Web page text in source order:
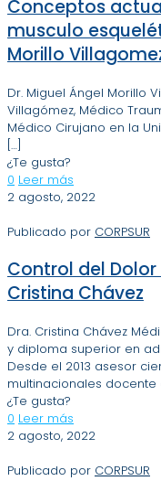
Conceptos
musculo
Morillo
Dr. Miguel Ángel Morillo
Villagómez, Médico
Médico Cirujano en la
[…]
¿Te gusta?
0 Leer más
2 agosto, 2022
Publicado por CORPSUR
Control del Dolor
Cristina Chávez
Dra. Cristina Chávez
y diploma superior en
Desde el 2013 asesor
multinacionales docente
¿Te gusta?
0 Leer más
2 agosto, 2022
Publicado por CORPSUR